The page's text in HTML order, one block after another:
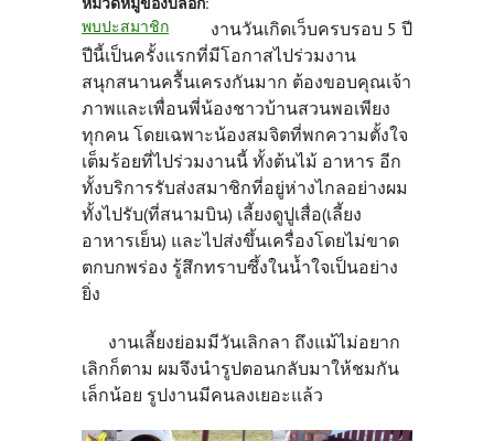
พบปะสมาชิก
งานวันเกิดเว็บครบรอบ 5 ปี
ปีนี้เป็นครั้งแรกที่มีโอกาสไปร่วมงาน
สนุกสนานครื้นเครงกันมาก ต้องขอบคุณเจ้า
ภาพและเพื่อนพี่น้องชาวบ้านสวนพอเพียง
ทุกคน โดยเฉพาะน้องสมจิตที่พกความตั้งใจ
เต็มร้อยที่ไปร่วมงานนี้ ทั้งต้นไม้ อาหาร อีก
ทั้งบริการรับส่งสมาชิกที่อยู่ห่างไกลอย่างผม
ทั้งไปรับ(ที่สนามบิน) เลี้ยงดูปูเสื่อ(เลี้ยง
อาหารเย็น) และไปส่งขึ้นเครื่องโดยไม่ขาด
ตกบกพร่อง รู้สึกทราบซึ้งในน้ำใจเป็นอย่าง
ยิ่ง
งานเลี้ยงย่อมมีวันเลิกลา ถึงแม้ไม่อยาก
เลิกก็ตาม ผมจึงนำรูปตอนกลับมาให้ชมกัน
เล็กน้อย รูปงานมีคนลงเยอะแล้ว